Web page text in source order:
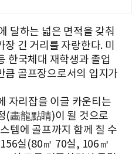
달하는 넓은 면적을 갖춰
긴 거리를 자랑한다. 미
한국체대 재학생과 졸업
큼 골프장으로서의 입지가
자리잡을 이글 카운티는
(畵龍點睛)이 될 것으로
템에 골프까지 함께 칠 수
실(80㎡ 70실, 106㎡